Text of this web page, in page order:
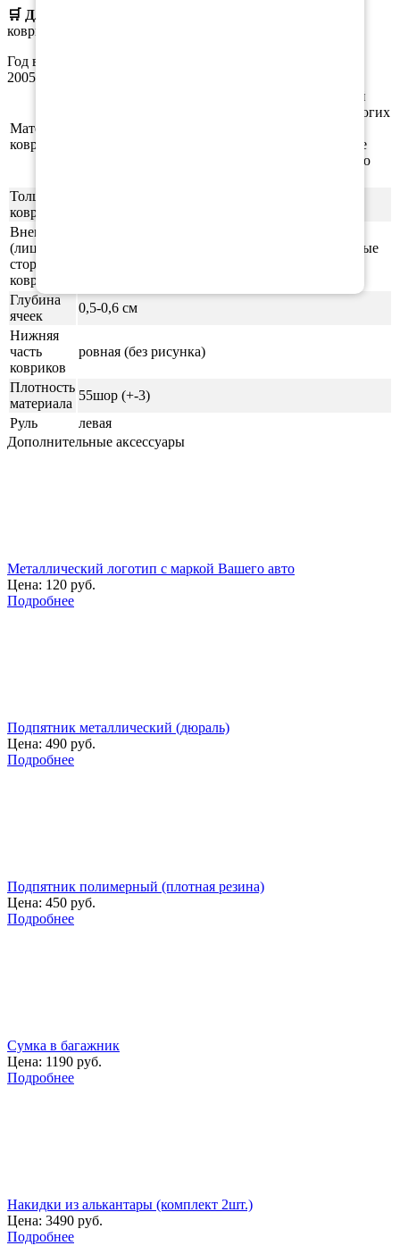
🛒 Для заказа
коврика, окантовки.
Год выпуска а/м: 1998, 1999, 2000, 2001, 2002, 2003, 2004,
2005, 2006, 2007, 2008, 2009, 2010, 2011, 2012
Материал
ковриков
Этиленвинилацетат (ЭВА/ЕВА) - полимерный
материал, который зарекомендовал себя во многих
производят спортивные маты, гимнастические
коврики, подошву для обуви, шлёпки и прочую
Толщина
ковриков
Внешняя
(лицевая)
сторона
ковриков
ячейки СОТЫ/РОМБ (напоминающие пчелиные
Глубина
ячеек
0,5-0,6 см
Нижняя
часть
ковриков
ровная (без рисунка)
Плотность
материала
55шор (+-3)
Руль
левая
Дополнительные аксессуары
Металлический логотип с маркой Вашего авто
Цена: 120 руб.
Подробнее
Подпятник металлический (дюраль)
Цена: 490 руб.
Подробнее
Подпятник полимерный (плотная резина)
Цена: 450 руб.
Подробнее
Сумка в багажник
Цена: 1190 руб.
Подробнее
Накидки из алькантары (комплект 2шт.)
Цена: 3490 руб.
Подробнее